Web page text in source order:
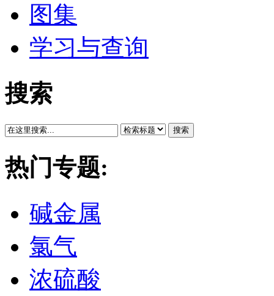
图集
学习与查询
搜索
搜索
热门专题:
碱金属
氯气
浓硫酸